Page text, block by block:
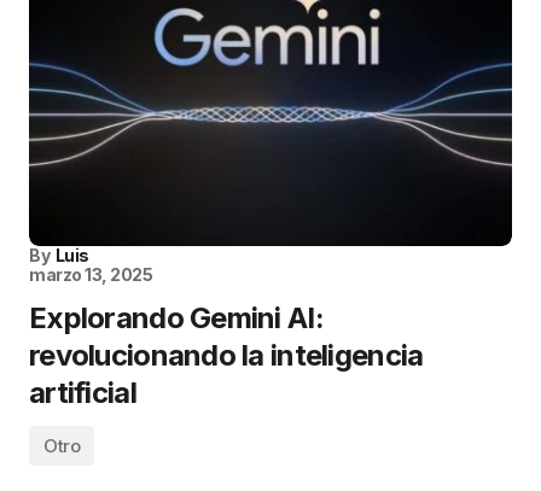
By Luis
marzo 13, 2025
Explorando Gemini AI:
revolucionando la inteligencia
artificial
Otro